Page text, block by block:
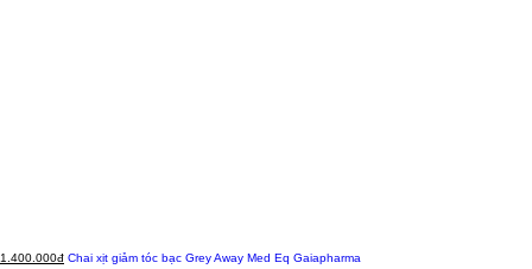
1.400.000đ Chai xịt giảm tóc bạc Grey Away Med Eq Gaiapharma